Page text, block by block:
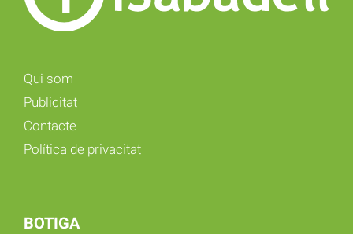
Qui som
Publicitat
Contacte
Política de privacitat
BOTIGA